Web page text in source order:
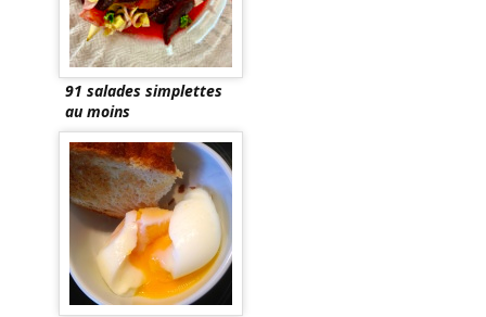
91 salades simplettes
au moins